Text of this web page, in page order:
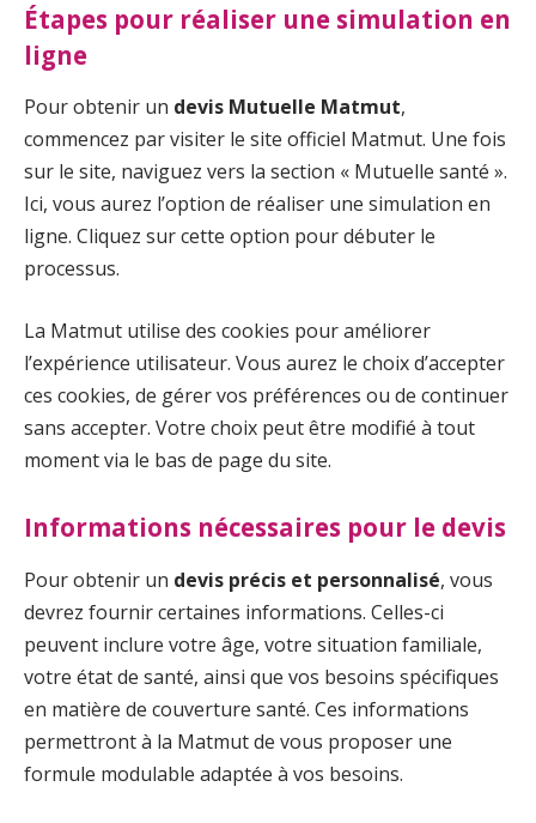
Étapes pour réaliser une simulation en
ligne
Pour obtenir un devis Mutuelle Matmut,
commencez par visiter le site officiel Matmut. Une fois
sur le site, naviguez vers la section « Mutuelle santé ».
Ici, vous aurez l’option de réaliser une simulation en
ligne. Cliquez sur cette option pour débuter le
processus.
La Matmut utilise des cookies pour améliorer
l’expérience utilisateur. Vous aurez le choix d’accepter
ces cookies, de gérer vos préférences ou de continuer
sans accepter. Votre choix peut être modifié à tout
moment via le bas de page du site.
Informations nécessaires pour le devis
Pour obtenir un devis précis et personnalisé, vous
devrez fournir certaines informations. Celles-ci
peuvent inclure votre âge, votre situation familiale,
votre état de santé, ainsi que vos besoins spécifiques
en matière de couverture santé. Ces informations
permettront à la Matmut de vous proposer une
formule modulable adaptée à vos besoins.